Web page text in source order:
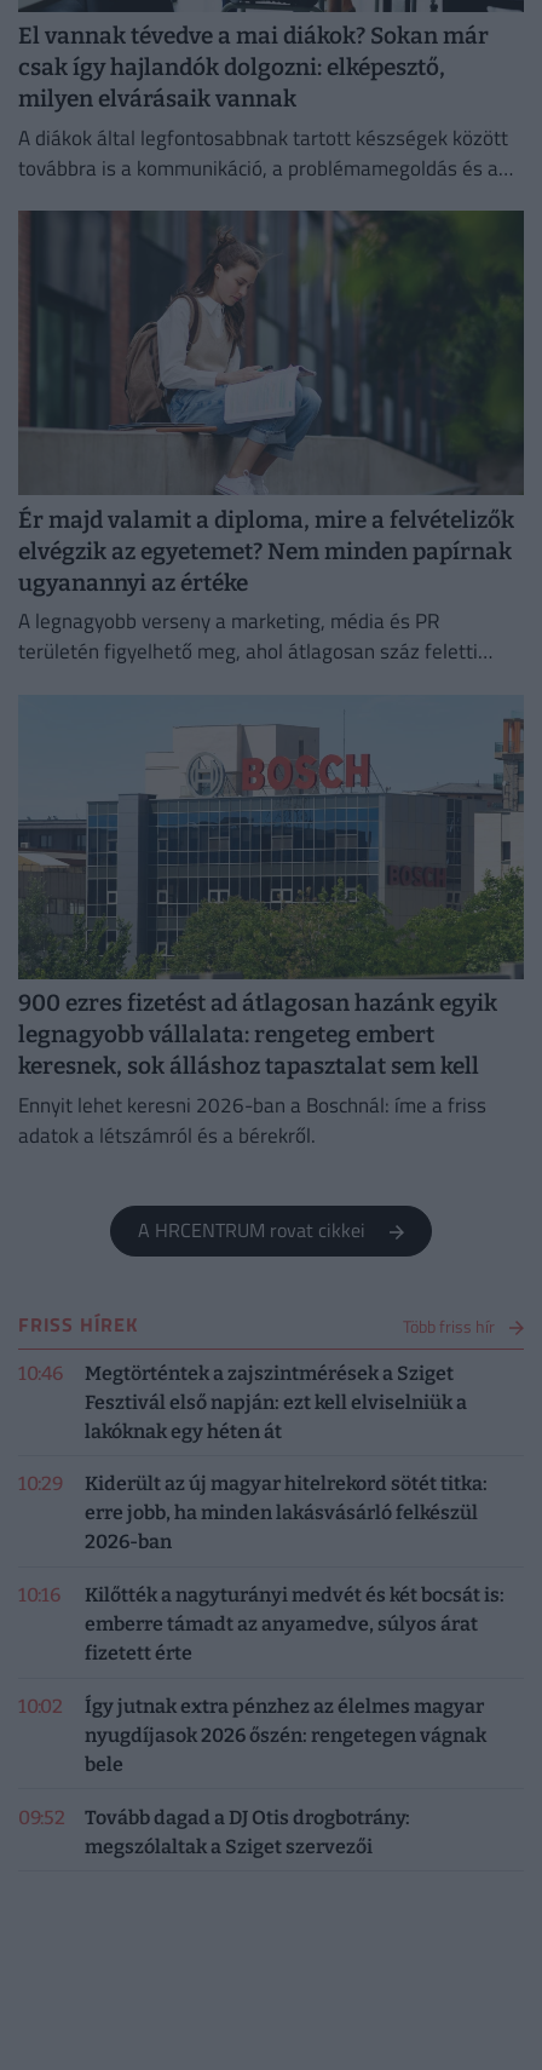
El vannak tévedve a mai diákok? Sokan már
csak így hajlandók dolgozni: elképesztő,
milyen elvárásaik vannak
A diákok által legfontosabbnak tartott készségek között
továbbra is a kommunikáció, a problémamegoldás és a
Ér majd valamit a diploma, mire a felvételizők
elvégzik az egyetemet? Nem minden papírnak
ugyanannyi az értéke
A legnagyobb verseny a marketing, média és PR
területén figyelhető meg, ahol átlagosan száz feletti
900 ezres fizetést ad átlagosan hazánk egyik
legnagyobb vállalata: rengeteg embert
keresnek, sok álláshoz tapasztalat sem kell
Ennyit lehet keresni 2026-ban a Boschnál: íme a friss
adatok a létszámról és a bérekről.
A HRCENTRUM rovat cikkei
FRISS HÍREK Több friss hír
10:46
Megtörténtek a zajszintmérések a Sziget
Fesztivál első napján: ezt kell elviselniük a
lakóknak egy héten át
10:29
Kiderült az új magyar hitelrekord sötét titka:
erre jobb, ha minden lakásvásárló felkészül
2026-ban
10:16
Kilőtték a nagyturányi medvét és két bocsát is:
emberre támadt az anyamedve, súlyos árat
fizetett érte
10:02
Így jutnak extra pénzhez az élelmes magyar
nyugdíjasok 2026 őszén: rengetegen vágnak
bele
09:52
Tovább dagad a DJ Otis drogbotrány:
megszólaltak a Sziget szervezői